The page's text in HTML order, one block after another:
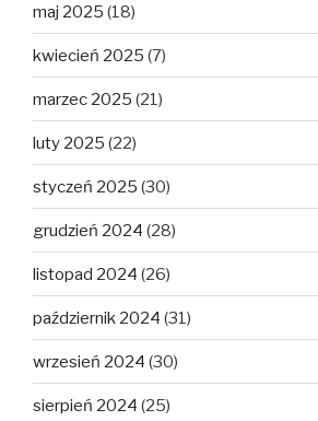
maj 2025 (18)
kwiecień 2025 (7)
marzec 2025 (21)
luty 2025 (22)
styczeń 2025 (30)
grudzień 2024 (28)
listopad 2024 (26)
październik 2024 (31)
wrzesień 2024 (30)
sierpień 2024 (25)